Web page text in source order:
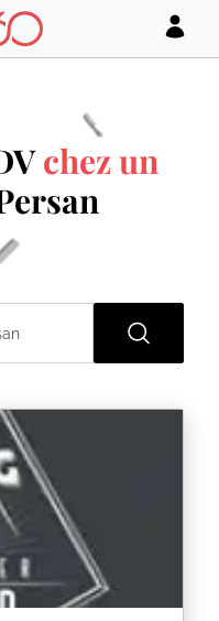
chez un